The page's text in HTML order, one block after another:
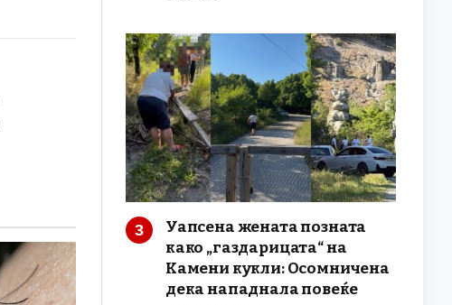
Уапсена жената позната
како „газдарицата“ на
Камени кукли: Осомничена
дека нападнала повеќе